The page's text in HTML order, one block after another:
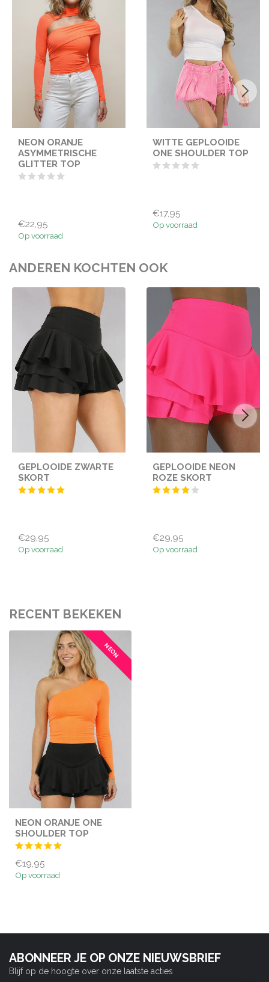
NEON ORANJE
ASYMMETRISCHE
GLITTER TOP
€22,95
Op voorraad
WITTE GEPLOOIDE
ONE SHOULDER TOP
€17,95
Op voorraad
ANDEREN KOCHTEN OOK
GEPLOOIDE ZWARTE
SKORT
€29,95
Op voorraad
GEPLOOIDE NEON
ROZE SKORT
€29,95
Op voorraad
RECENT BEKEKEN
NEON
NEON ORANJE ONE
SHOULDER TOP
€19,95
Op voorraad
ABONNEER JE OP ONZE NIEUWSBRIEF
Blijf op de hoogte over onze laatste acties